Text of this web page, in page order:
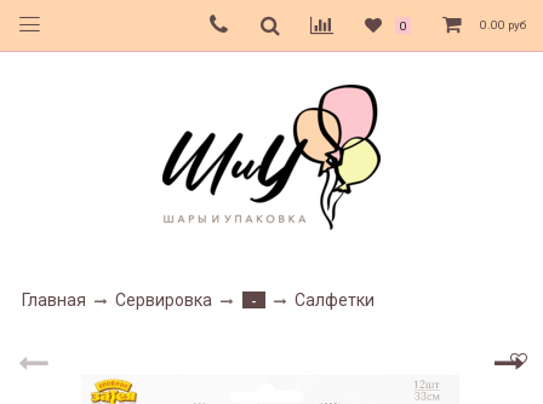
0 0.00 руб
Главная Сервировка - Салфетки